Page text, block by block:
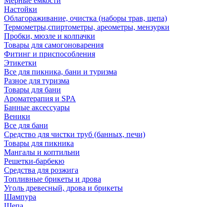
Настойки
Облагораживание, очистка (наборы трав, щепа)
Термометры,спиртометры, ареометры, мензурки
Пробки, мюзле и колпачки
Товары для самогоноварения
Фитинг и приспособления
Этикетки
Все для пикника, бани и туризма
Разное для туризма
Товары для бани
Ароматерапия и SPA
Банные аксессуары
Веники
Все для бани
Средство для чистки труб (банных, печи)
Товары для пикника
Мангалы и коптильни
Решетки-барбекю
Средства для розжига
Топливные брикеты и дрова
Уголь древесный, дрова и брикеты
Шампура